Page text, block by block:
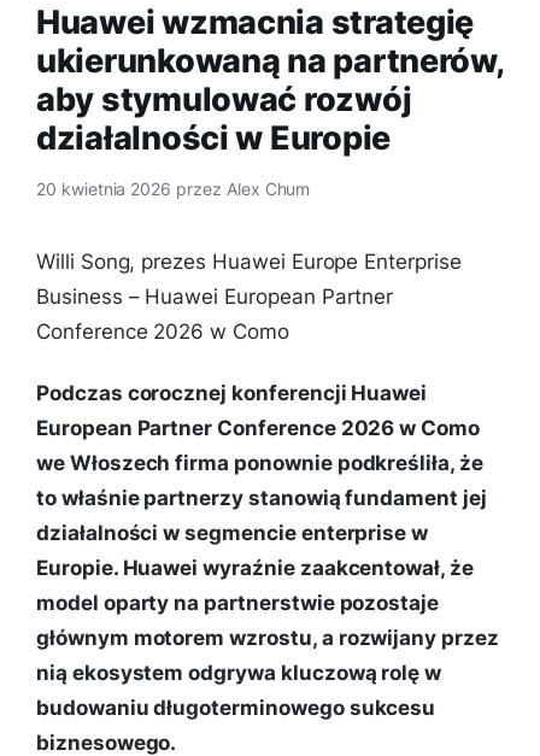
Huawei wzmacnia strategię
ukierunkowaną na partnerów,
aby stymulować rozwój
działalności w Europie
20 kwietnia 2026 przez Alex Chum
Willi Song, prezes Huawei Europe Enterprise
Business – Huawei European Partner
Conference 2026 w Como
Podczas corocznej konferencji Huawei
European Partner Conference 2026 w Como
we Włoszech firma ponownie podkreśliła, że
to właśnie partnerzy stanowią fundament jej
działalności w segmencie enterprise w
Europie. Huawei wyraźnie zaakcentował, że
model oparty na partnerstwie pozostaje
głównym motorem wzrostu, a rozwijany przez
nią ekosystem odgrywa kluczową rolę w
budowaniu długoterminowego sukcesu
biznesowego.